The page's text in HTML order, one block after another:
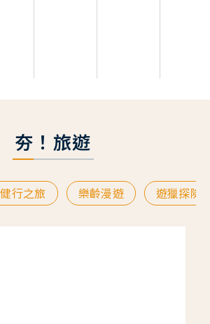
夯！旅遊
健行之旅 樂齡漫遊 遊獵探險